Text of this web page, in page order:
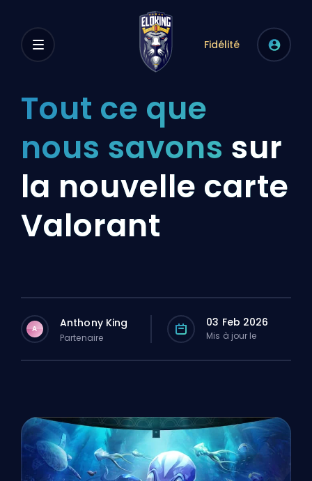
Fidélité
Tout ce que
nous savons sur
la nouvelle carte
Valorant
A Anthony King
Partenaire
03 Feb 2026
Mis à jour le